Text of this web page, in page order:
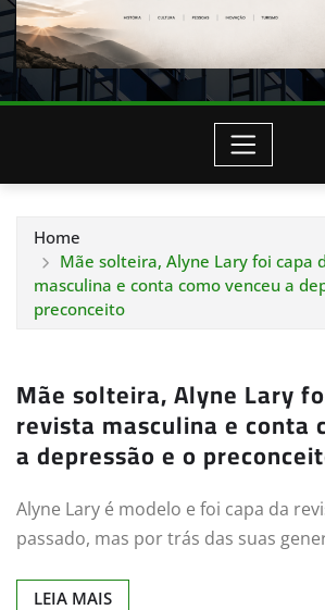
Home
Mãe solteira, Alyne Lary foi capa
masculina e conta como venceu a
preconceito
Mãe solteira, Alyne Lary
revista masculina e conta
a depressão e o
Alyne Lary é modelo e foi capa da
passado, mas por trás das suas
LEIA MAIS